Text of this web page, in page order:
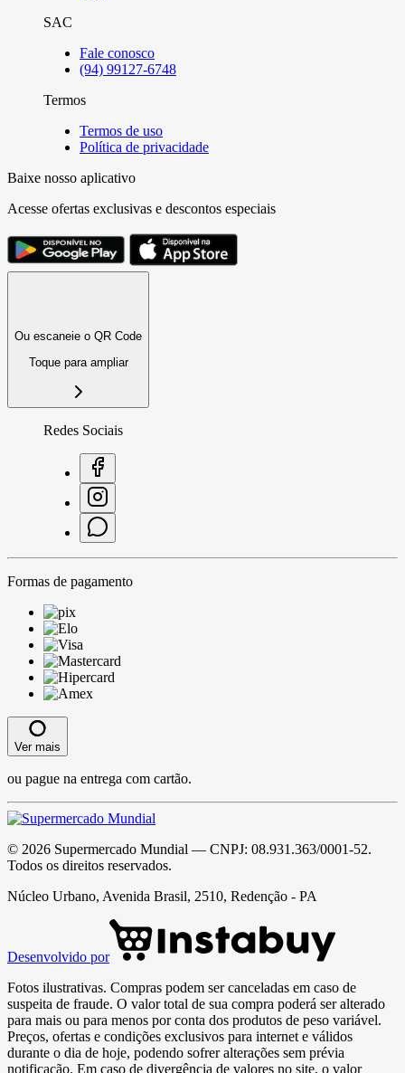
SAC
Fale conosco
(94) 99127-6748
Termos
Termos de uso
Política de privacidade
Baixe nosso aplicativo
Acesse ofertas exclusivas e descontos especiais
Ou escaneie o QR Code
Toque para ampliar
Redes Sociais
Formas de pagamento
Ver mais
ou pague na entrega com cartão.
© 2026 Supermercado Mundial — CNPJ: 08.931.363/0001-52.
Todos os direitos reservados.
Núcleo Urbano, Avenida Brasil, 2510, Redenção - PA
Desenvolvido por
Fotos ilustrativas. Compras podem ser canceladas em caso de
suspeita de fraude. O valor total de sua compra poderá ser alterado
para mais ou para menos por conta dos produtos de peso variável.
Preços, ofertas e condições exclusivos para internet e válidos
durante o dia de hoje, podendo sofrer alterações sem prévia
notificação. Em caso de divergência de valores no site, o valor